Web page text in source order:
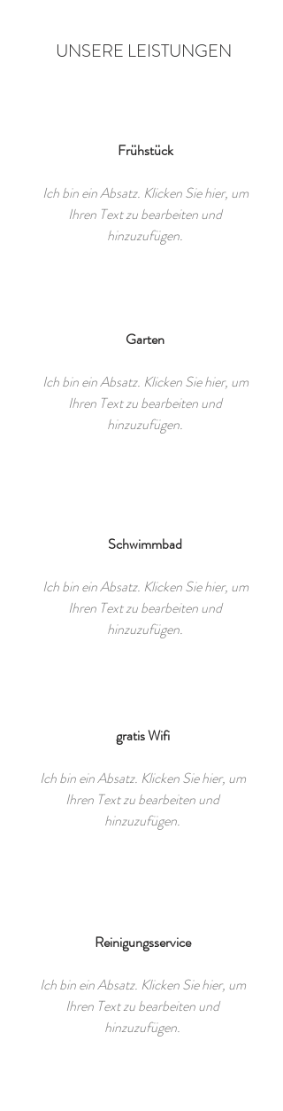
UNSERE LEISTUNGEN
Frühstück
Ich bin ein Absatz. Klicken Sie hier, um
Ihren Text zu bearbeiten und
hinzuzufügen.
Garten
Ich bin ein Absatz. Klicken Sie hier, um
Ihren Text zu bearbeiten und
hinzuzufügen.
Schwimmbad
Ich bin ein Absatz. Klicken Sie hier, um
Ihren Text zu bearbeiten und
hinzuzufügen.
gratis Wifi
Ich bin ein Absatz. Klicken Sie hier, um
Ihren Text zu bearbeiten und
hinzuzufügen.
Reinigungsservice
Ich bin ein Absatz. Klicken Sie hier, um
Ihren Text zu bearbeiten und
hinzuzufügen.